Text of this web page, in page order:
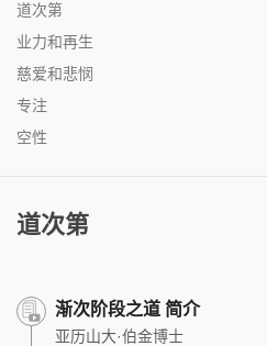
道次第
业力和再生
慈爱和悲悯
专注
空性
道次第
渐次阶段之道 简介
亚历山大·伯金博士